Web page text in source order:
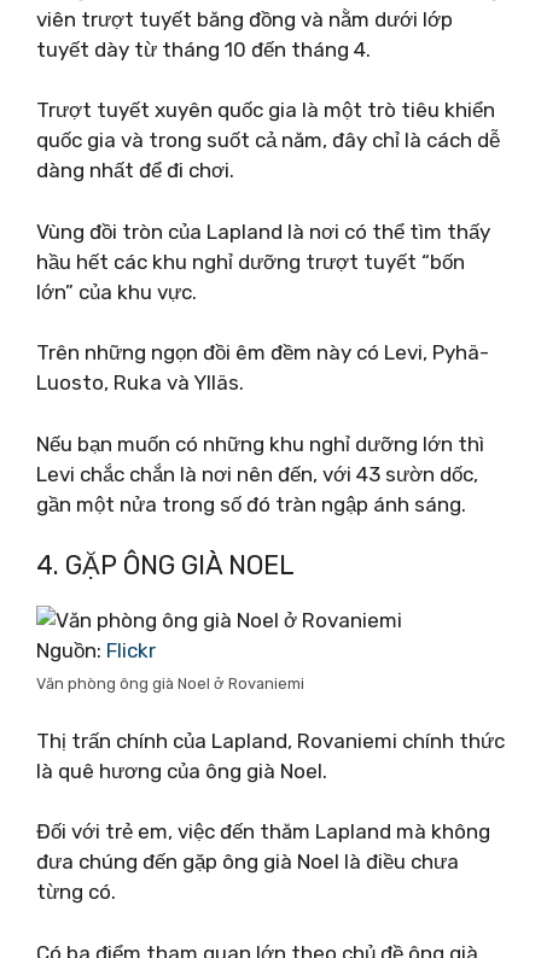
viên trượt tuyết băng đồng và nằm dưới lớp
tuyết dày từ tháng 10 đến tháng 4.
Trượt tuyết xuyên quốc gia là một trò tiêu khiển
quốc gia và trong suốt cả năm, đây chỉ là cách dễ
dàng nhất để đi chơi.
Vùng đồi tròn của Lapland là nơi có thể tìm thấy
hầu hết các khu nghỉ dưỡng trượt tuyết “bốn
lớn” của khu vực.
Trên những ngọn đồi êm đềm này có Levi, Pyhä-
Luosto, Ruka và Ylläs.
Nếu bạn muốn có những khu nghỉ dưỡng lớn thì
Levi chắc chắn là nơi nên đến, với 43 sườn dốc,
gần một nửa trong số đó tràn ngập ánh sáng.
4. GẶP ÔNG GIÀ NOEL
Nguồn: Flickr
Văn phòng ông già Noel ở Rovaniemi
Thị trấn chính của Lapland, Rovaniemi chính thức
là quê hương của ông già Noel.
Đối với trẻ em, việc đến thăm Lapland mà không
đưa chúng đến gặp ông già Noel là điều chưa
từng có.
Có ba điểm tham quan lớn theo chủ đề ông già